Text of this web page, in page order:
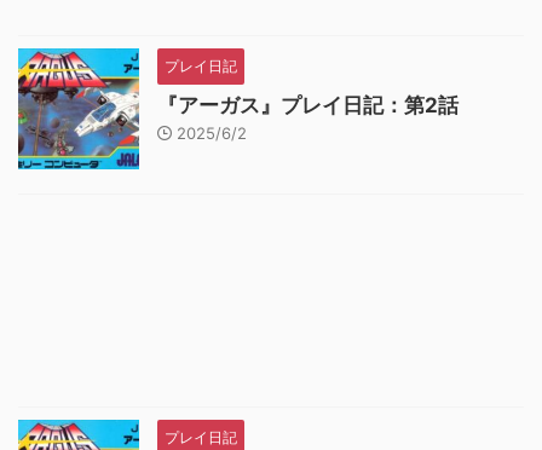
プレイ日記
『アーガス』プレイ日記：第2話
2025/6/2
プレイ日記